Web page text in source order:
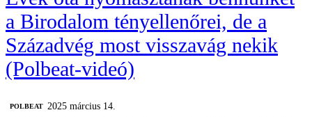
a Birodalom tényellenőrei, de a
Századvég most visszavág nekik
(Polbeat-videó)
‎POLBEAT
2025 március 14.